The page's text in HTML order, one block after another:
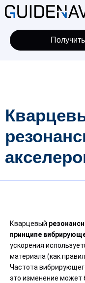
Кварцевый
принципе
ускорения
материала (как
Частота
это изменение может